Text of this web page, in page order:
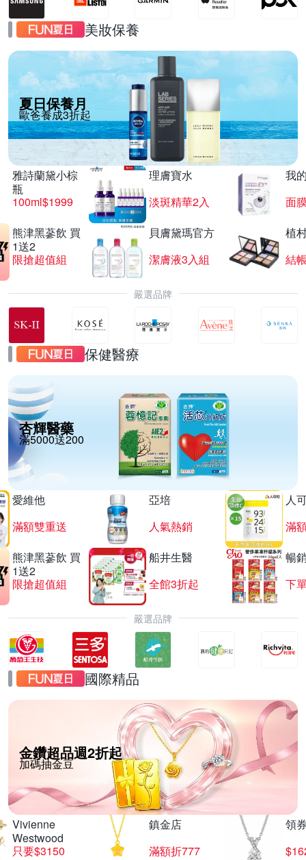
美妝保養
夏日保養月
歐爸養成3折起
雅詩蘭黛小棕
瓶
100ml$1999
理膚寶水
淡斑精華2入
我
面
熊津黑蔘飲 買
1送2
限搶超值組
貝膚黛瑪官方
潔膚液3入組
植
結
嚴選品牌
保健醫療
杏輝醫藥
滿5000送200
愛維他
滿額雙重送
亞培
人氣熱銷
人
滿
熊津黑蔘飲 買
1送2
限搶超值組
船井生醫
全館3折起
暢
下
嚴選品牌
國際精品
金鑽超品週2折起
加碼抽金豆
Vivienne
Westwood
只要$3150
鎮金店
滿額折777
領